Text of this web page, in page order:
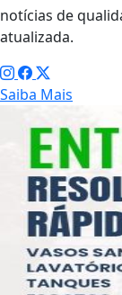
notícias de
atualizada.
Saiba Mais